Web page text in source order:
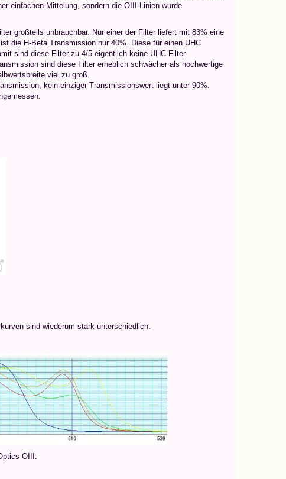
einfachen Mittelung, sondern die OIII-Linien wurde
großteils unbrauchbar. Nur einer der Filter liefert mit 83% eine
die H-Beta Transmission nur 40%. Diese für einen UHC
sind diese Filter zu 4/5 eigentlich keine UHC-Filter.
sind diese Filter erheblich schwächer als hochwertige
viel zu groß.
kein einziger Transmissionswert liegt unter 90%.
sind wiederum stark unterschiedlich.
OIII: